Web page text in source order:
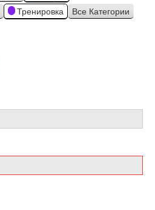
Тренировка Все Категории